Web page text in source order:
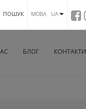
ПОШУК МОВА UA
БЛОГ КОНТАКТИ